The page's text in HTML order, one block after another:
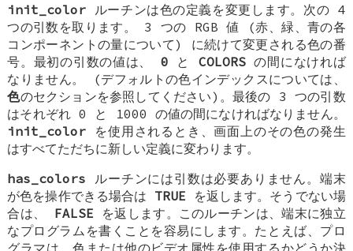
init_color ルーチンは色の定義を変更します。次の 4
つの引数を取ります。 3 つの RGB 値 (赤、緑、青の各
コンポーネントの量について) に続けて変更される色の番
号。最初の引数の値は、 0 と COLORSの間になければ
なりません。 (デフォルトの色インデックスについては、
色のセクションを参照してください)。最後の 3 つの引数
はそれぞれ 0 と 1000 の値の間になければなりません。
init_color を使用されるとき、画面上のその色の発生
はすべてただちに新しい定義に変わります。
has_colors ルーチンには引数は必要ありません。端末
が色を操作できる場合は TRUE を返します。そうでない場
合は、 FALSE を返します。このルーチンは、端末に独立
なプログラムを書くことを容易にします。たとえば、プロ
グラマは、色または他のビデオ属性を使用するかどうか決